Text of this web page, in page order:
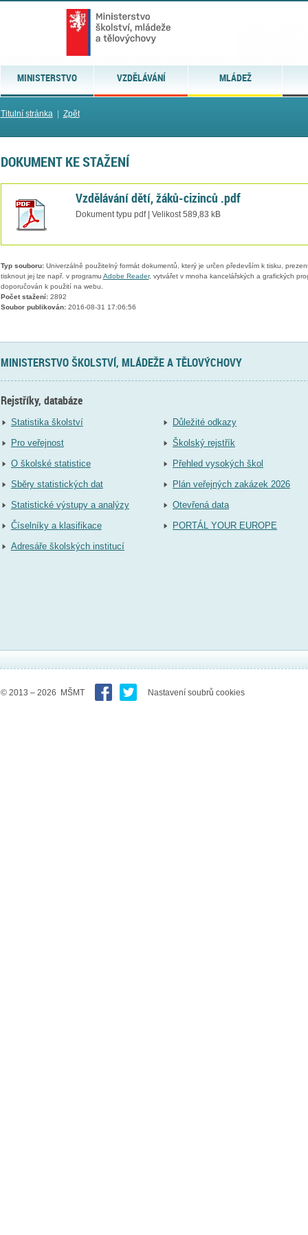
MINISTERSTVO VZDĚLÁVÁNÍ MLÁDEŽ
Titulní stránka| Zpět
DOKUMENT KE STAŽENÍ
Vzdělávání dětí, žáků-cizinců .pdf
Dokument typu pdf | Velikost 589,83 kB
Typ souboru:Univerzálně použitelný formát dokumentů, který je určen především k tisku,
tisknout jej lze např. v programu Adobe Reader, vytvářet v mnoha kancelářských a grafických
doporučován k použití na webu.
Počet stažení:2892
Soubor publikován:2016-08-31 17:06:56
MINISTERSTVO ŠKOLSTVÍ, MLÁDEŽE A TĚLOVÝCHOVY
Rejstříky, databáze
Statistika školství
Pro veřejnost
O školské statistice
Sběry statistických dat
Statistické výstupy a analýzy
Číselníky a klasifikace
Adresáře školských institucí
Důležité odkazy
Školský rejstřík
Přehled vysokých škol
Plán veřejných zakázek 2026
Otevřená data
PORTÁL YOUR EUROPE
© 2013 – 2026 MŠMT Nastavení soubrů cookies